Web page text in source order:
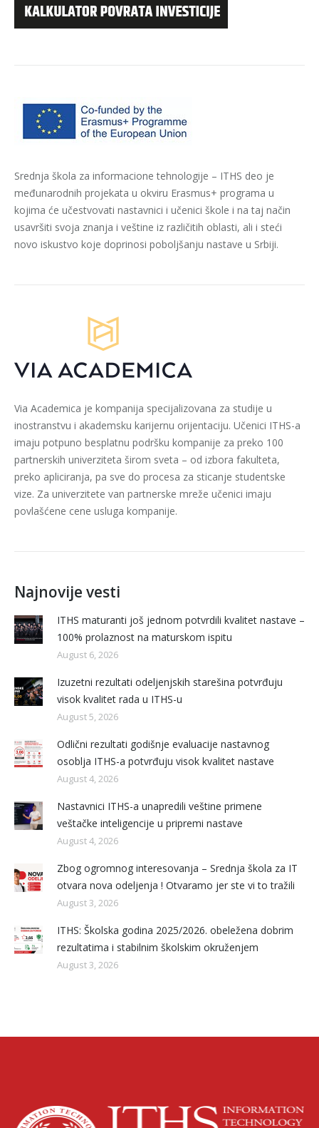
Srednja škola za informacione tehnologije – ITHS deo je
međunarodnih projekata u okviru Erasmus+ programa u
kojima će učestvovati nastavnici i učenici škole i na taj način
usavršiti svoja znanja i veštine iz različitih oblasti, ali i steći
novo iskustvo koje doprinosi poboljšanju nastave u Srbiji.
Via Academica je kompanija specijalizovana za studije u
inostranstvu i akademsku karijernu orijentaciju. Učenici ITHS-a
imaju potpuno besplatnu podršku kompanije za preko 100
partnerskih univerziteta širom sveta – od izbora fakulteta,
preko apliciranja, pa sve do procesa za sticanje studentske
vize. Za univerzitete van partnerske mreže učenici imaju
povlašćene cene usluga kompanije.
Najnovije vesti
ITHS maturanti još jednom potvrdili kvalitet nastave –
100% prolaznost na maturskom ispitu
August 6, 2026
Izuzetni rezultati odeljenjskih starešina potvrđuju
visok kvalitet rada u ITHS-u
August 5, 2026
Odlični rezultati godišnje evaluacije nastavnog
osoblja ITHS-a potvrđuju visok kvalitet nastave
August 4, 2026
Nastavnici ITHS-a unapredili veštine primene
veštačke inteligencije u pripremi nastave
August 4, 2026
Zbog ogromnog interesovanja – Srednja škola za IT
otvara nova odeljenja ! Otvaramo jer ste vi to tražili
August 3, 2026
ITHS: Školska godina 2025/2026. obeležena dobrim
rezultatima i stabilnim školskim okruženjem
August 3, 2026